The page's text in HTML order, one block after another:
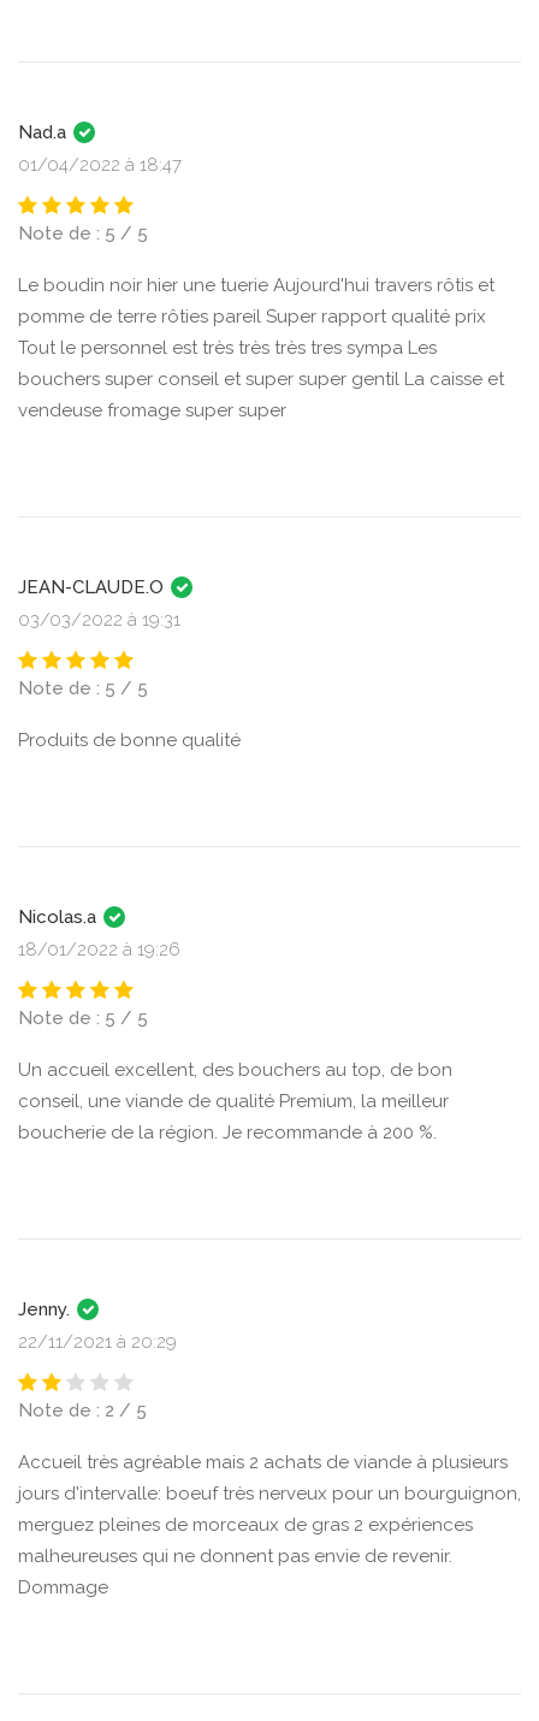
Nad.a
01/04/2022 à 18:47
Note de : 5 / 5
Le boudin noir hier une tuerie Aujourd'hui travers rôtis et
pomme de terre rôties pareil Super rapport qualité prix
Tout le personnel est très très très tres sympa Les
bouchers super conseil et super super gentil La caisse et
vendeuse fromage super super
JEAN-CLAUDE.O
03/03/2022 à 19:31
Note de : 5 / 5
Produits de bonne qualité
Nicolas.a
18/01/2022 à 19:26
Note de : 5 / 5
Un accueil excellent, des bouchers au top, de bon
conseil, une viande de qualité Premium, la meilleur
boucherie de la région. Je recommande à 200 %.
Jenny.
22/11/2021 à 20:29
Note de : 2 / 5
Accueil très agréable mais 2 achats de viande à plusieurs
jours d'intervalle: boeuf très nerveux pour un bourguignon,
merguez pleines de morceaux de gras 2 expériences
malheureuses qui ne donnent pas envie de revenir.
Dommage